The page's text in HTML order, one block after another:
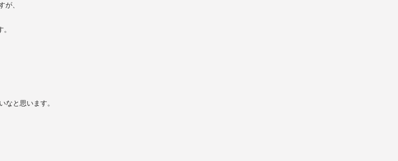
が、
なと思います。